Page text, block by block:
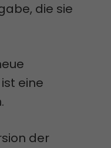
die sie
eine
der